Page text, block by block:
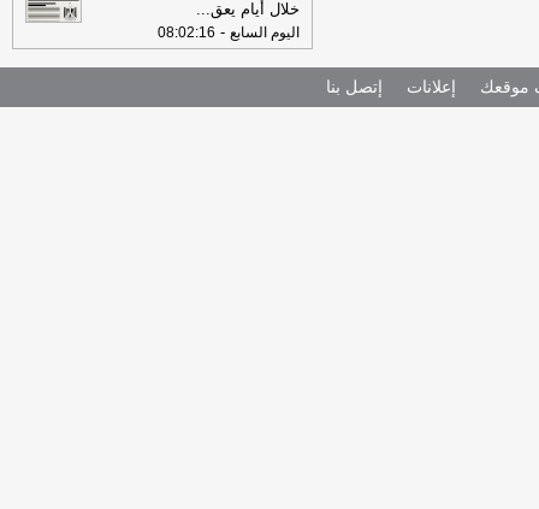
خلال أيام يعق...
اليوم السابع -
08:02:16
موقعك إعلانات إتصل بنا